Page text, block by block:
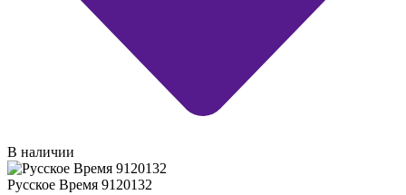
В наличии
Русское Время 9120132